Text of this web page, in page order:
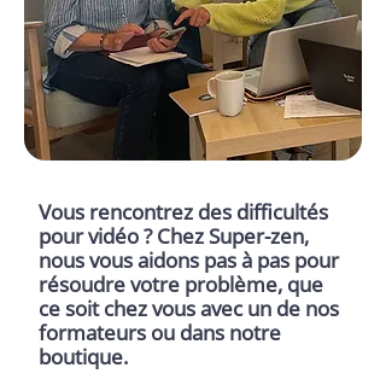
Vous rencontrez des difficultés
pour vidéo ? Chez Super-zen,
nous vous aidons pas à pas pour
résoudre votre problème, que
ce soit chez vous avec un de nos
formateurs ou dans notre
boutique.